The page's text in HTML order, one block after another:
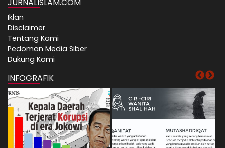
Iklan
Disclaimer
Tentang Kami
Pedoman Media Siber
Dukung Kami
INFOGRAFIK